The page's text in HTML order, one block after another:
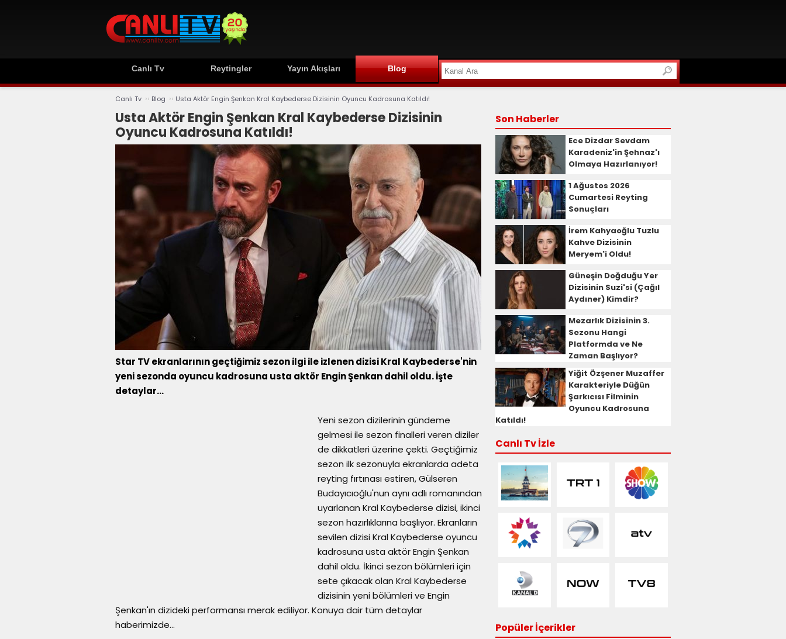
Canlı Tv Reytingler Yayın Akışları Blog
Canlı Tv ›› Blog ›› Usta Aktör Engin Şenkan Kral Kaybederse Dizisinin Oyuncu Kadrosuna Katıldı!
Usta Aktör Engin Şenkan Kral Kaybederse Dizisinin
Oyuncu Kadrosuna Katıldı!
Star TV ekranlarının geçtiğimiz sezon ilgi ile izlenen dizisi Kral Kaybederse'nin
yeni sezonda oyuncu kadrosuna usta aktör Engin Şenkan dahil oldu. İşte
detaylar...
Yeni sezon dizilerinin gündeme
gelmesi ile sezon finalleri veren diziler
de dikkatleri üzerine çekti. Geçtiğimiz
sezon ilk sezonuyla ekranlarda adeta
reyting fırtınası estiren, Gülseren
Budayıcıoğlu'nun aynı adlı romanından
uyarlanan Kral Kaybederse dizisi, ikinci
sezon hazırlıklarına başlıyor. Ekranların
sevilen dizisi Kral Kaybederse oyuncu
kadrosuna usta aktör Engin Şenkan
dahil oldu. İkinci sezon bölümleri için
sete çıkacak olan Kral Kaybederse
dizisinin yeni bölümleri ve Engin
Şenkan'ın dizideki performansı merak ediliyor. Konuya dair tüm detaylar
haberimizde...
Son Haberler
Ece Dizdar Sevdam
Karadeniz'in Şehnaz'ı
Olmaya Hazırlanıyor!
1 Ağustos 2026
Cumartesi Reyting
Sonuçları
İrem Kahyaoğlu Tuzlu
Kahve Dizisinin
Meryem'i Oldu!
Güneşin Doğduğu Yer
Dizisinin Suzi'si (Çağıl
Aydıner) Kimdir?
Mezarlık Dizisinin 3.
Sezonu Hangi
Platformda ve Ne
Zaman Başlıyor?
Yiğit Özşener Muzaffer
Karakteriyle Düğün
Şarkıcısı Filminin
Oyuncu Kadrosuna
Katıldı!
Canlı Tv İzle
Popüler İçerikler